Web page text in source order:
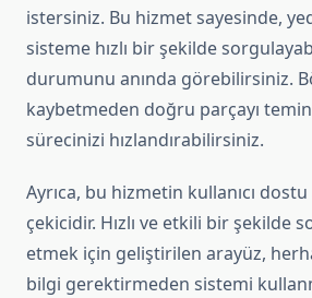
istersiniz. Bu hizmet sayesinde,
sisteme hızlı bir şekilde
durumunu anında görebilirsiniz.
kaybetmeden doğru parçayı
sürecinizi hızlandırabilirsiniz.
Ayrıca, bu hizmetin kullanıcı
çekicidir. Hızlı ve etkili bir şekilde
etmek için geliştirilen arayüz,
bilgi gerektirmeden sistemi